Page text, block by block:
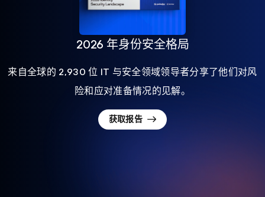
2026 年身份安全格局
来自全球的 2,930 位 IT 与安全领域领导者分享了他们对风
险和应对准备情况的见解。
获取报告